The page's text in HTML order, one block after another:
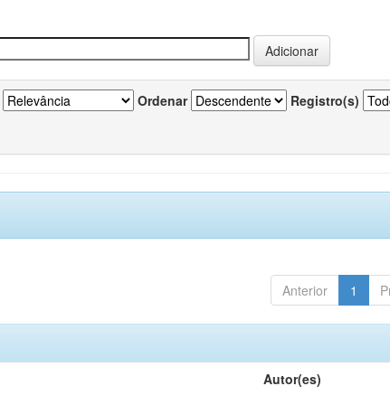
Ordenar Registro(s)
Anterior 1
Autor(es)